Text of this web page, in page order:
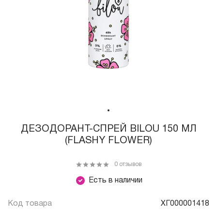
ДЕЗОДОРАНТ-СПРЕЙ BILOU 150 МЛ
(FLASHY FLOWER)
Есть в наличии
0 отзывов
Код товара ХГ000001418